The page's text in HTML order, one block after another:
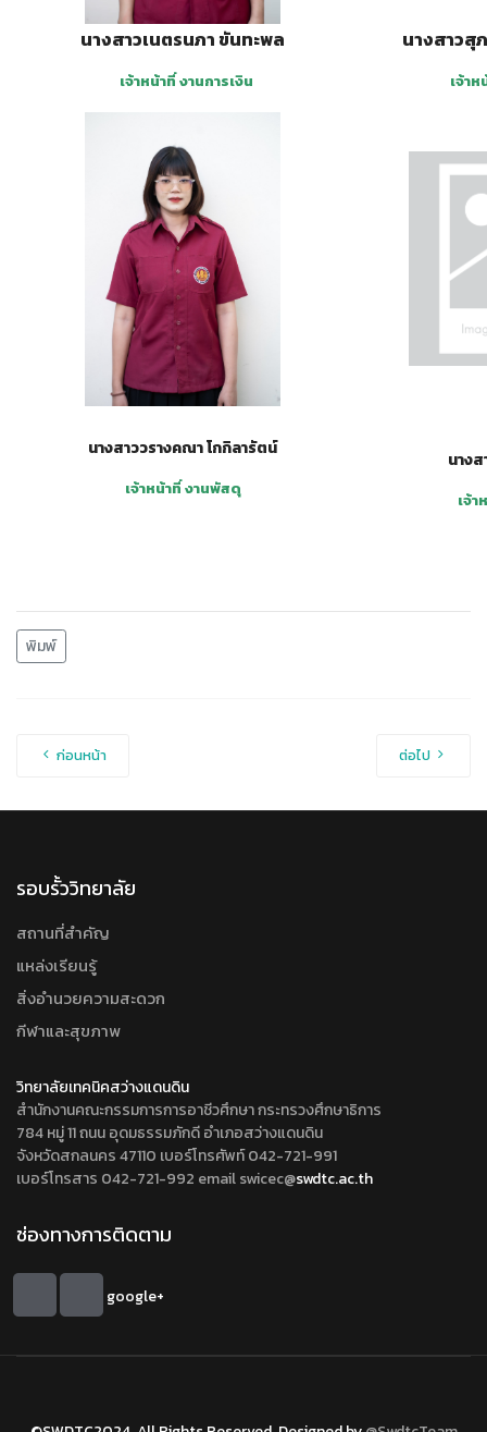
นางสาวเนตรนภา ขันทะพล
เจ้าหน้าที่ งานการเงิน
นางสาวสุ
เจ้า
นางสาววรางคณา โกกิลารัตน์
เจ้าหน้าที่ งานพัสดุ
นาง
เจ้
พิมพ์
ก่อนหน้า ต่อไป
รอบรั้ววิทยาลัย
สถานที่สำคัญ
แหล่งเรียนรู้
สิ่งอำนวยความสะดวก
กีฬาและสุขภาพ
วิทยาลัยเทคนิคสว่างแดนดิน
สำนักงานคณะกรรมการการอาชีวศึกษา กระทรวงศึกษาธิการ
784 หมู่ 11 ถนน อุดมธรรมภักดี อำเภอสว่างแดนดิน
จังหวัดสกลนคร 47110 เบอร์โทรศัพท์ 042-721-991
เบอร์โทรสาร 042-721-992 email swicec@swdtc.ac.th
ช่องทางการติดตาม
google+